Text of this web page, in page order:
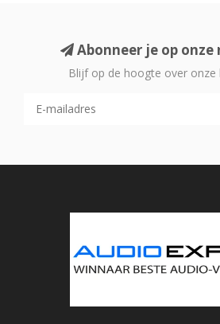
Abonneer je op onze
Blijf op de hoogte over onze